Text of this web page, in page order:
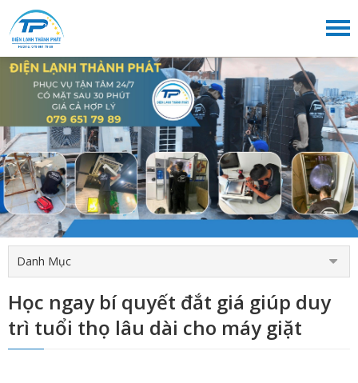
Danh Mục
Học ngay bí quyết đắt giá giúp duy
trì tuổi thọ lâu dài cho máy giặt